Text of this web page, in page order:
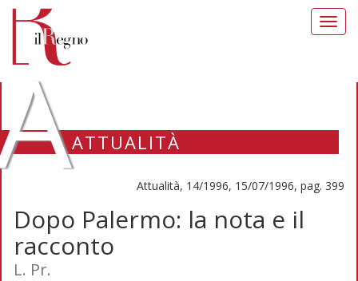
ATTUALITÀ
Attualità, 14/1996, 15/07/1996, pag. 399
Dopo Palermo: la nota e il
racconto
L. Pr.